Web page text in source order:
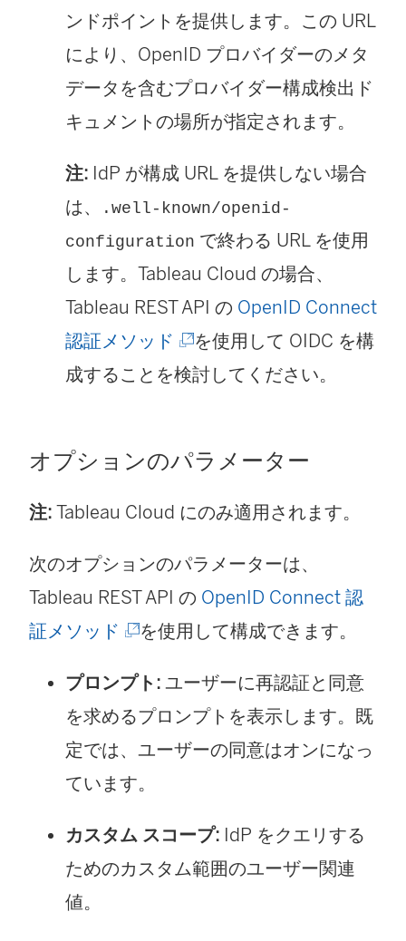
ンドポイントを提供します。この URL
により、OpenID プロバイダーのメタ
データを含むプロバイダー構成検出ド
キュメントの場所が指定されます。
注: IdP が構成 URL を提供しない場合
は、
.well-known/openid-
configuration で終わる URL を使用
します。Tableau Cloud の場合、
Tableau REST API の OpenID Connect
認証メソッド (
新
ウ
ィ
ド
ウ
で
リ
ン
ク
く
)
を使用して OIDC を構
成することを検討してください。
オプションのパラメーター
注: Tableau Cloud にのみ適用されます。
次のオプションのパラメーターは、
Tableau REST API の OpenID Connect 認
証メソッド (
し
い
ウ
ィ
ン
ド
を使用して構成できます。
プロンプト: ユーザーに再認証と同意
を求めるプロンプトを表示します。既
定では、ユーザーの同意はオンになっ
ています。
カスタム スコープ: IdP をクエリする
ためのカスタム範囲のユーザー関連
値。